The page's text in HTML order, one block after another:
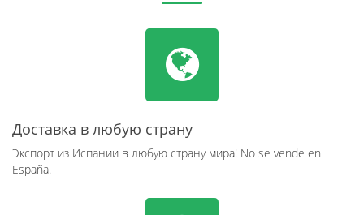
Доставка в любую страну
Экспорт из Испании в любую страну мира! No se vende en
España.